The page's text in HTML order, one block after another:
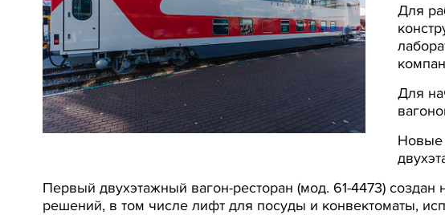
Для
Для
Новые
Первый двухэтажный вагон-ресторан (мод. 61-4473)
решений, в том числе лифт для посуды и конвектоматы,